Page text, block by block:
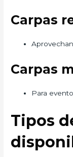
Carpas
Carpas
Para
Tipos